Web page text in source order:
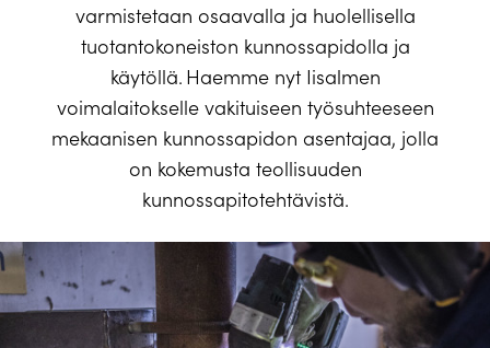
varmistetaan osaavalla ja huolellisella
tuotantokoneiston kunnossapidolla ja
käytöllä. Haemme nyt Iisalmen
voimalaitokselle vakituiseen työsuhteeseen
mekaanisen kunnossapidon asentajaa, jolla
on kokemusta teollisuuden
kunnossapitotehtävistä.